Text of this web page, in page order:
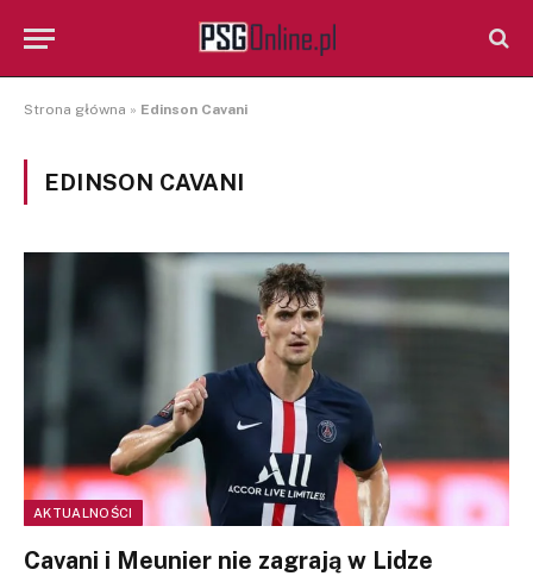
Strona główna » Edinson Cavani
EDINSON CAVANI
AKTUALNOŚCI
Cavani i Meunier nie zagrają w Lidze